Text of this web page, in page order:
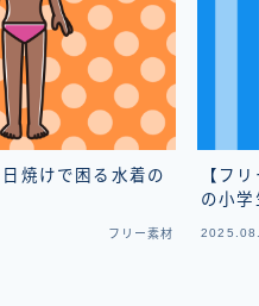
日焼けで困る水着の
フリー素材
【フ
の小学